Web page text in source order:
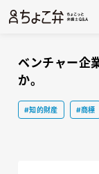
ベンチャー企
か。
#知的財産 #商標